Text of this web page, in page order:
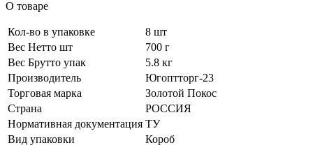
О товаре
Кол-во в упаковке
8 шт
Вес Нетто шт
700 г
Вес Брутто упак
5.8 кг
Производитель
Югоптторг-23
Торговая марка
Золотой Покос
Страна
РОССИЯ
Нормативная документация ТУ
Вид упаковки
Короб